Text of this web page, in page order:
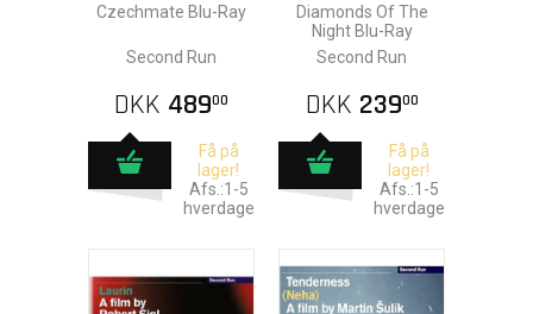
Czechmate Blu-Ray
Second Run
DKK 48900
Få på
lager!
Afs.:1-5
hverdage
Diamonds Of The
Night Blu-Ray
Second Run
DKK 23900
Få på
lager!
Afs.:1-5
hverdage